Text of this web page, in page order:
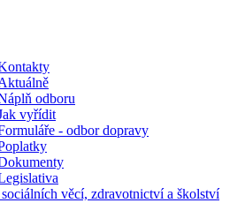
odboru
vyřídit
- odbor dopravy
věcí, zdravotnictví a školství